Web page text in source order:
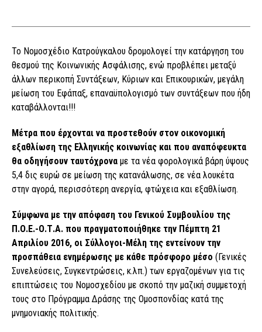
Το Νομοσχέδιο Κατρούγκαλου δρομολογεί την κατάργηση του
θεσμού της Κοινωνικής Ασφάλισης, ενώ προβλέπει μεταξύ
άλλων περικοπή Συντάξεων, Κύριων και Επικουρικών, μεγάλη
μείωση του Εφάπαξ, επαναϋπολογισμό των συντάξεων που ήδη
καταβάλλονται!!!
Μέτρα που έρχονται να προστεθούν στον οικονομική
εξαθλίωση της Ελληνικής κοινωνίας και που αναπόφευκτα
θα οδηγήσουν ταυτόχρονα με τα νέα φορολογικά βάρη ύψους
5,4 δις ευρώ σε μείωση της κατανάλωσης, σε νέα λουκέτα
στην αγορά, περισσότερη ανεργία, φτώχεια και εξαθλίωση.
Σύμφωνα με την απόφαση του Γενικού Συμβουλίου της
Π.Ο.Ε.-Ο.Τ.Α. που πραγματοποιήθηκε την Πέμπτη 21
Απριλίου 2016, οι Σύλλογοι-Μέλη της εντείνουν την
προσπάθεια ενημέρωσης με κάθε πρόσφορο μέσο (Γενικές
Συνελεύσεις, Συγκεντρώσεις, κ.λπ.) των εργαζομένων για τις
επιπτώσεις του Νομοσχεδίου με σκοπό την μαζική συμμετοχή
τους στο Πρόγραμμα Δράσης της Ομοσπονδίας κατά της
μνημονιακής πολιτικής.